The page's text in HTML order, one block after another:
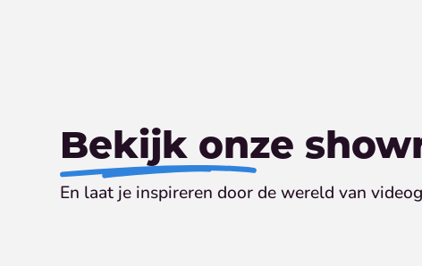
Bekijk onze
En laat je inspireren door de wereld van